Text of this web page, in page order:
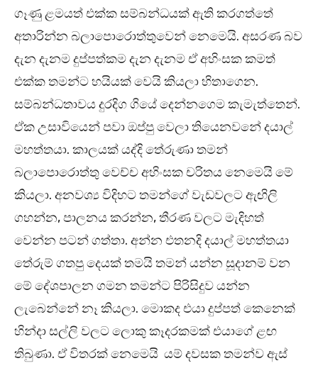
ගෑණු ළමයත් එක්ක සම්බන්ධයක් ඇති කරගත්තේ
අතාරින්න බලාපොරොත්තුවෙන් නෙමෙයි. අසරණ බව
දැන දැනම දුප්පත්කම දැන දැනම ඒ අහිංසක කමත්
එක්ක තමන්ට හයියක් වෙයි කියලා හිතාගෙන.
සම්බන්ධතාවය දුරදිග ගියේ දෙන්නගෙම කැමැත්තෙන්.
ඒක උසාවියෙන් පවා ඔප්පු වෙලා තියෙනවනේ දයාල්
මහත්තයා. කාලයක් යද්දි තේරුණා තමන්
බලාපොරොත්තු වෙච්ච අහිංසක චරිතය නෙමෙයි මේ
කියලා. අනවශ්‍ය විදිහට තමන්ගේ වැඩවලට ඇඟිලි
ගහන්න, පාලනය කරන්න, තීරණ වලට මැදිහත්
වෙන්න පටන් ගත්තා. අන්න එතනදි දයාල් මහත්තයා
තේරුම් ගතපු දෙයක් තමයි තමන් යන්න සූදානම් වන
මේ දේශපාලන ගමන තමන්ට පිරිසිදුව යන්න
ලැබෙන්නේ නෑ කියලා. මොකද එයා දුප්පත් කෙනෙක්
හින්දා සල්ලි වලට ලොකු කෑදරකමක් එයාගේ ළඟ
තිබුණා. ඒ විතරක් නෙමෙයි යම් දවසක තමන්ව ඇස්